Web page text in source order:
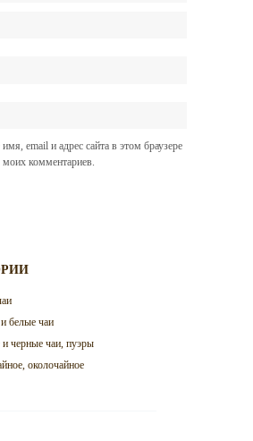
email и адрес сайта в этом браузере
комментариев.
белые чаи
черные чаи, пуэры
околочайное